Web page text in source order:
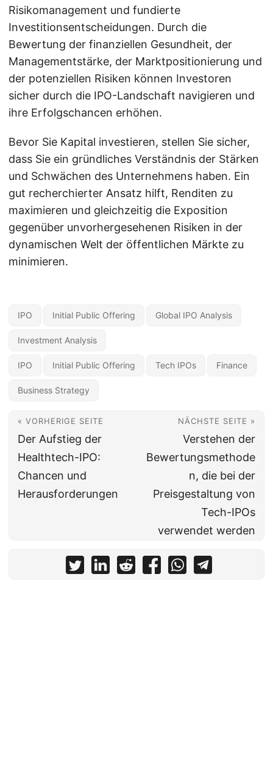
Risikomanagement und fundierte
Investitionsentscheidungen. Durch die
Bewertung der finanziellen Gesundheit, der
Managementstärke, der Marktpositionierung und
der potenziellen Risiken können Investoren
sicher durch die IPO-Landschaft navigieren und
ihre Erfolgschancen erhöhen.
Bevor Sie Kapital investieren, stellen Sie sicher,
dass Sie ein gründliches Verständnis der Stärken
und Schwächen des Unternehmens haben. Ein
gut recherchierter Ansatz hilft, Renditen zu
maximieren und gleichzeitig die Exposition
gegenüber unvorhergesehenen Risiken in der
dynamischen Welt der öffentlichen Märkte zu
minimieren.
IPO Initial Public Offering Global IPO Analysis
Investment Analysis
IPO Initial Public Offering Tech IPOs Finance
Business Strategy
« VORHERIGE SEITE
Der Aufstieg der
Healthtech-IPO:
Chancen und
Herausforderungen
NÄCHSTE SEITE »
Verstehen der
Bewertungsmethode
n, die bei der
Preisgestaltung von
Tech-IPOs
verwendet werden